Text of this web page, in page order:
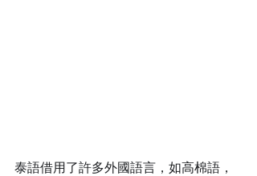
泰語借用了許多外國語言，如高棉語，